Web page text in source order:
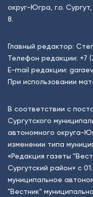
округ-Югра, г.о.
8.
Главный редактор:
Телефон редакции: +7
E-mail редакции:
При использовании
В соответствии с
Сургутского
автономного округа-
изменении типа
«Редакция газеты
Сургутский район» с
муниципальное
"Вестник"